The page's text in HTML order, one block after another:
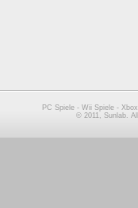
PC Spiele -Wii Spiele -
© 2011, Sunlab.